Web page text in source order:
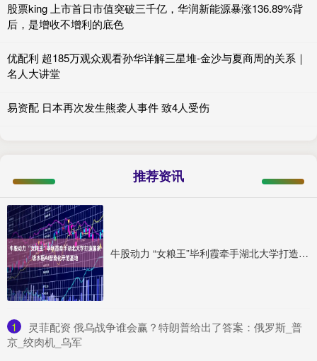
股票king 上市首日市值突破三千亿，华润新能源暴涨136.89%背
后，是增收不增利的底色
优配利 超185万观众观看孙华详解三星堆-金沙与夏商周的关系｜
名人大讲堂
易资配 日本再次发生熊袭人事件 致4人受伤
推荐资讯
牛股动力 “女粮王”毕利霞牵手湖北大学打造国家级水稻AI智能化示范基地
1
​灵菲配资 俄乌战争谁会赢？特朗普给出了答案：俄罗斯_普
京_绞肉机_乌军